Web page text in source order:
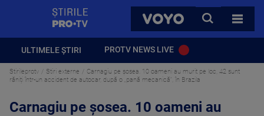
VOYO
CAUTA
TOATE
ULTIMELE ȘTIRI PROTV NEWS LIVE
Stirileprotv Stiri externe
Carnagiu pe șosea. 10 oameni au murit pe loc, 42 sunt
răniți într-un accident de autocar, după o „pană mecanică”, în Brazila
Carnagiu pe șosea. 10 oameni au